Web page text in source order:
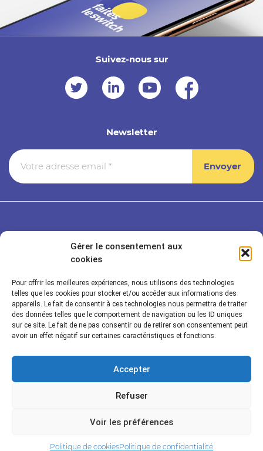
Gérer le consentement aux
cookies
Pour offrir les meilleures expériences, nous utilisons des technologies
telles que les cookies pour stocker et/ou accéder aux informations des
appareils. Le fait de consentir à ces technologies nous permettra de traiter
des données telles que le comportement de navigation ou les ID uniques
sur ce site. Le fait de ne pas consentir ou de retirer son consentement peut
avoir un effet négatif sur certaines caractéristiques et fonctions.
Accepter
Refuser
Voir les préférences
Politique de cookiesPolitique de confidentialité
Suivez-nous sur
Newsletter
Rayonnance Technologies